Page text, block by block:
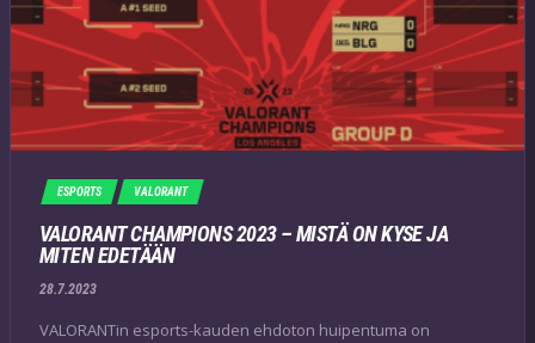
ESPORTS VALORANT
VALORANT CHAMPIONS 2023 – MISTÄ ON KYSE JA
MITEN EDETÄÄN
28.7.2023
VALORANTin esports-kauden ehdoton huipentuma on